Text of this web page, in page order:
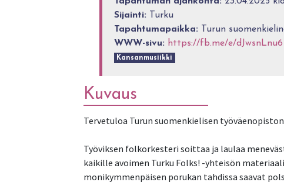
Sijainti: Turku
Tapahtumapaikka: Turun
WWW-sivu: https://fb.me/e/dJwsnLnu6
Kansanmusiikki
Kuvaus
Tervetuloa Turun suomenkielisen
Työviksen folkorkesteri soittaa ja laulaa
kaikille avoimen Turku Folks! -yhteisön
monikymmenpäisen porukan tahdissa saavat